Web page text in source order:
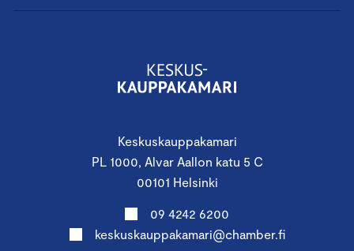
Keskuskauppakamari
PL 1000, Alvar Aallon katu 5 C
00101 Helsinki
09 4242 6200
keskuskauppakamari@chamber.fi